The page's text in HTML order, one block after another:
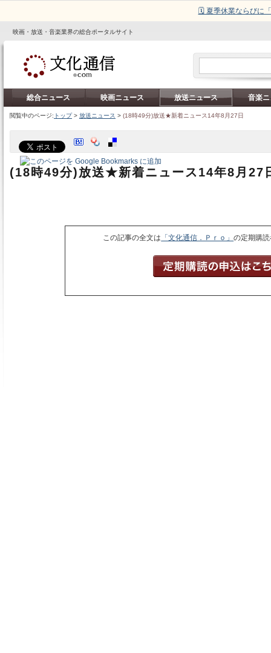
🗓️ 夏季休業ならびに
映画・放送・音楽業界の総合ポータルサイト
総合ニュース 映画ニュース 放送ニュース 音楽
閲覧中のページ: トップ> 放送ニュース > (18時49分)放送★新着ニュース14年8月27日
(18時49分)放送★新着ニュース14年8月27
この記事の全文は 「文化通信．Ｐｒｏ」の定期購